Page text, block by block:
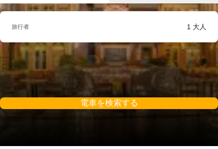
旅行者 1 大人
電車を検索する